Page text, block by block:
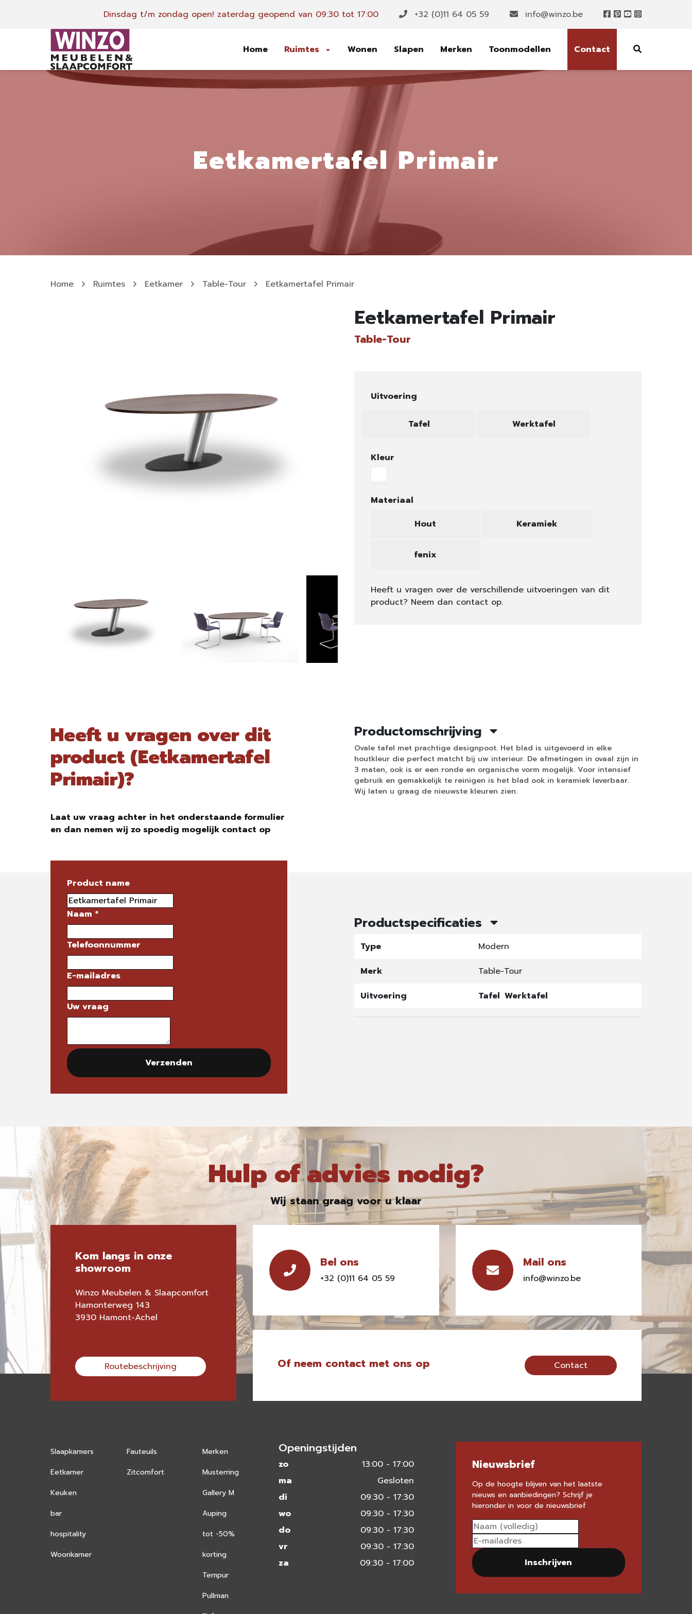
Dinsdag t/m zondag open! zaterdag geopend van 09:30 tot 17:00 +32 (0)11 64 05 59 info@winzo.be
Home Ruimtes Wonen Slapen Merken Toonmodellen Contact
Eetkamertafel Primair
Home Ruimtes Eetkamer Table-Tour Eetkamertafel Primair
Eetkamertafel Primair
Table-Tour
Uitvoering
Tafel Werktafel
Kleur
Materiaal
Hout
Keramiek
fenix
Heeft u vragen over de verschillende uitvoeringen van dit
product? Neem dan contact op.
Heeft u vragen over dit
product (Eetkamertafel
Primair)?
Laat uw vraag achter in het onderstaande formulier
en dan nemen wij zo spoedig mogelijk contact op
Product name
Naam *
Telefoonnummer
E-mailadres
Uw vraag
Verzenden
Productomschrijving
Ovale tafel met prachtige designpoot. Het blad is uitgevoerd in elke
houtkleur die perfect matcht bij uw interieur. De afmetingen in ovaal zijn in
3 maten, ook is er een ronde en organische vorm mogelijk. Voor intensief
gebruik en gemakkelijk te reinigen is het blad ook in keramiek leverbaar.
Wij laten u graag de nieuwste kleuren zien.
Productspecificaties
Type
Modern
Merk
Table-Tour
Uitvoering
Tafel Werktafel
Hulp of advies nodig?
Wij staan graag voor u klaar
Kom langs in onze
showroom
Winzo Meubelen & Slaapcomfort
Hamonterweg 143
3930 Hamont-Achel
Routebeschrijving
Bel ons
+32 (0)11 64 05 59
Mail ons
info@winzo.be
Of neem contact met ons op Contact
Slaapkamers
Eetkamer
Keuken
bar
hospitality
Woonkamer
Fauteuils
Zitcomfort
Merken
Musterring
Gallery M
Auping
tot -50%
korting
Tempur
Pullman
Openingstijden
zo
13:00 - 17:00
ma
Gesloten
di
09:30 - 17:30
wo
09:30 - 17:30
do
09:30 - 17:30
vr
09:30 - 17:30
za
09:30 - 17:00
Nieuwsbrief
Op de hoogte blijven van het laatste
nieuws en aanbiedingen? Schrijf je
hieronder in voor de nieuwsbrief
Inschrijven